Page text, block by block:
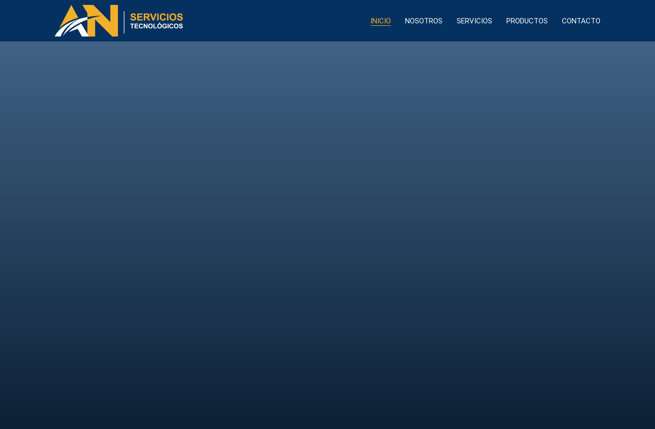
INICIO NOSOTROS SERVICIOS PRODUCTOS CONTACTO